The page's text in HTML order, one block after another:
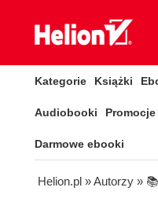
Kategorie Książki
Audiobooki Promocje
Darmowe ebooki
Helion.pl » Autorzy » 📚